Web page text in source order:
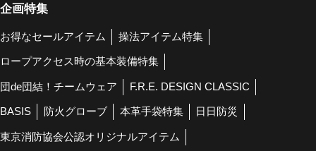
企画特集
お得なセールアイテム 操法アイテム特集
ロープアクセス時の基本装備特集
団de団結！チームウェア F.R.E. DESIGN CLASSIC
BASIS 防火グローブ 本革手袋特集 日日防災
東京消防協会公認オリジナルアイテム